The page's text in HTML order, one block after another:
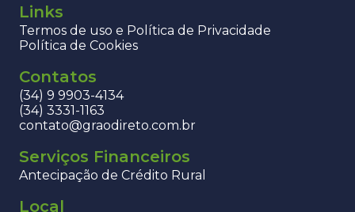
Links
Termos de uso e Política de Privacidade
Política de Cookies
Contatos
(34) 9 9903-4134
(34) 3331-1163
contato@graodireto.com.br
Serviços Financeiros
Antecipação de Crédito Rural
Local